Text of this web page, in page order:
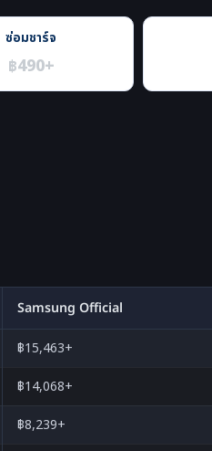
ซ่อมชาร์จ
฿490+
Samsung Official
฿15,463+
฿14,068+
฿8,239+